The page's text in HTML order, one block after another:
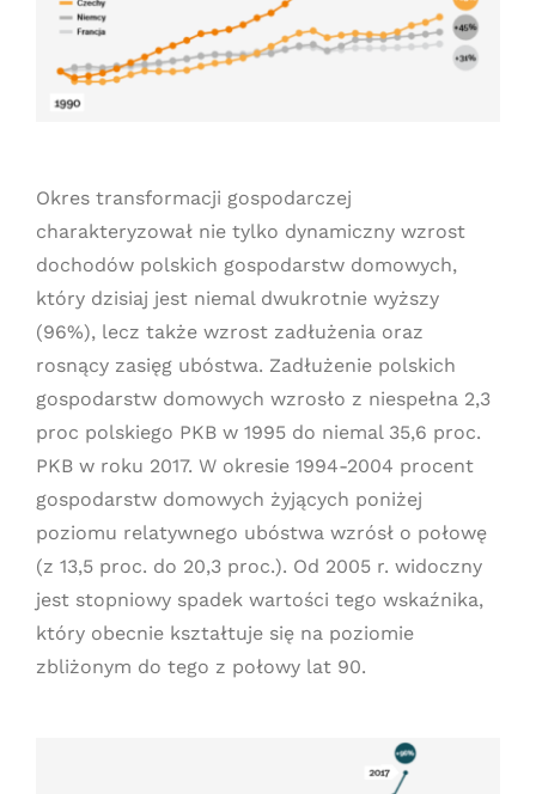
Okres transformacji gospodarczej
charakteryzował nie tylko dynamiczny wzrost
dochodów polskich gospodarstw domowych,
który dzisiaj jest niemal dwukrotnie wyższy
(96%), lecz także wzrost zadłużenia oraz
rosnący zasięg ubóstwa. Zadłużenie polskich
gospodarstw domowych wzrosło z niespełna 2,3
proc polskiego PKB w 1995 do niemal 35,6 proc.
PKB w roku 2017. W okresie 1994-2004 procent
gospodarstw domowych żyjących poniżej
poziomu relatywnego ubóstwa wzrósł o połowę
(z 13,5 proc. do 20,3 proc.). Od 2005 r. widoczny
jest stopniowy spadek wartości tego wskaźnika,
który obecnie kształtuje się na poziomie
zbliżonym do tego z połowy lat 90.